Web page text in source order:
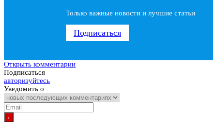
Только важные новости и лучшие статьи
Подписаться
Открыть комментарии
Подписаться
авторизуйтесь
Уведомить о